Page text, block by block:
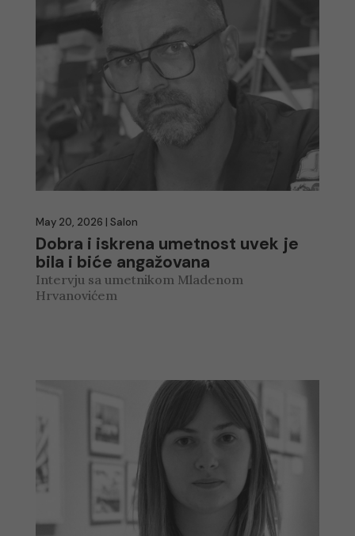
Dobra i iskrena umetnost uvek je
bila i biće angažovana
May 20, 2026 | Salon
Intervju sa umetnikom Mladenom
Hrvanovićem